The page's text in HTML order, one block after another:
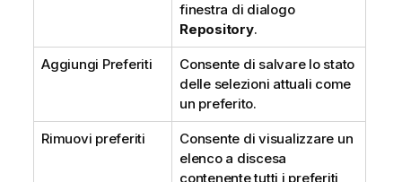
finestra di dialogo
Repository.
Aggiungi Preferiti
Consente di salvare lo stato
delle selezioni attuali come
un preferito.
Rimuovi preferiti
Consente di visualizzare un
elenco a discesa
contenente tutti i preferiti